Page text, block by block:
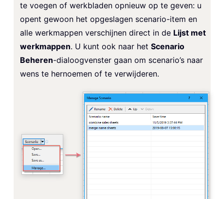
te voegen of werkbladen opnieuw op te geven: u
opent gewoon het opgeslagen scenario-item en
alle werkmappen verschijnen direct in de Lijst met
werkmappen. U kunt ook naar het Scenario
Beheren-dialoogvenster gaan om scenario’s naar
wens te hernoemen of te verwijderen.